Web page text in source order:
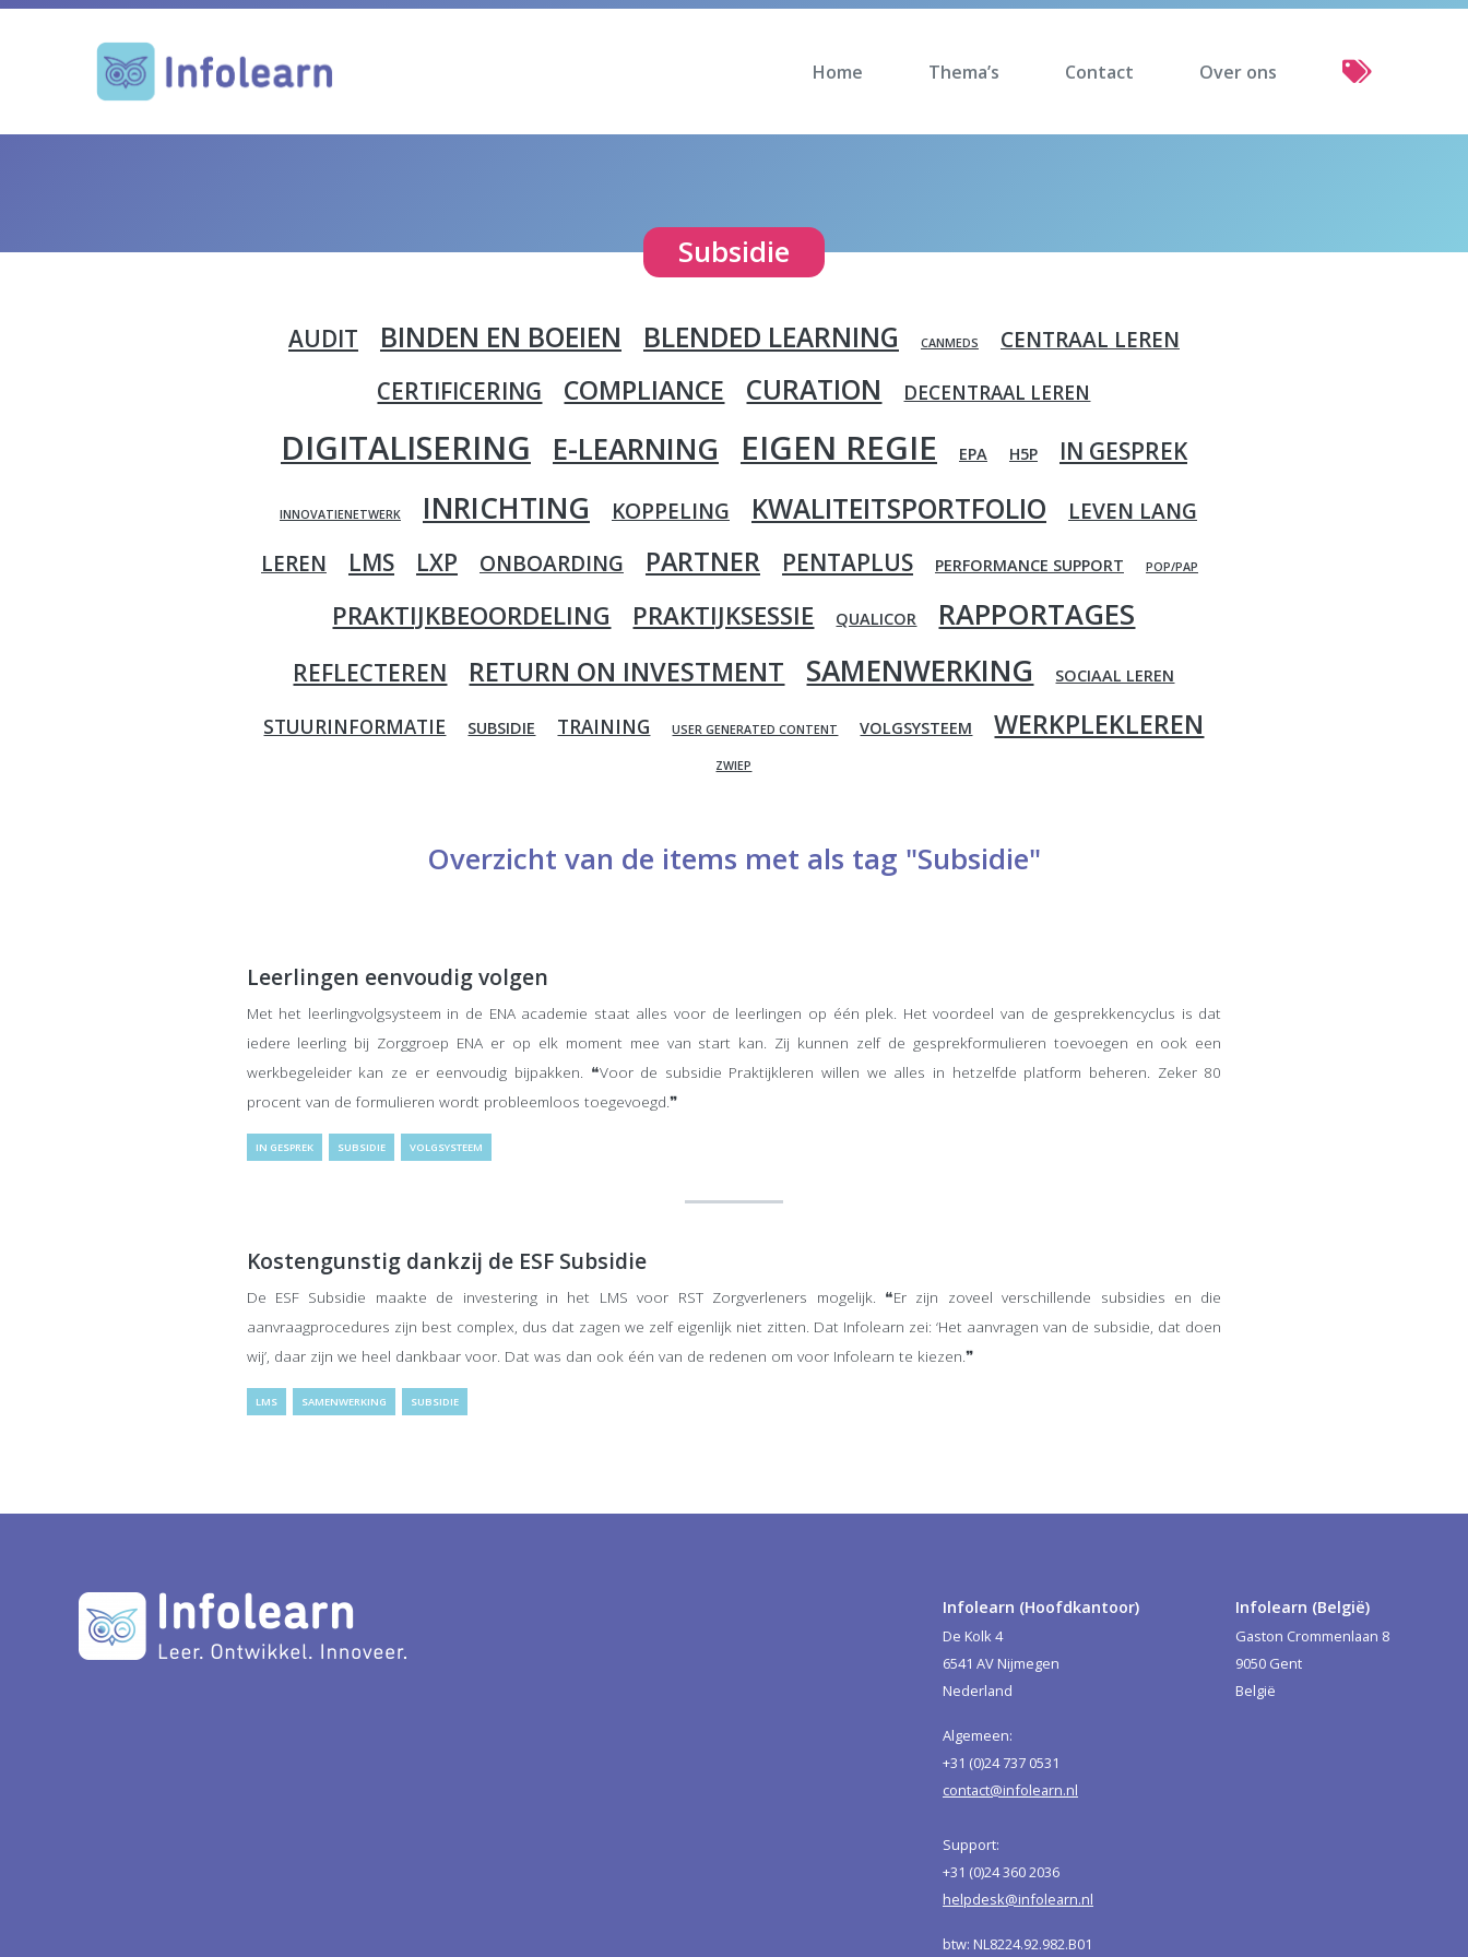
Home Thema’s Contact Over ons
Subsidie
AUDIT BINDEN EN BOEIEN BLENDED LEARNING CANMEDS CENTRAAL LEREN
CERTIFICERING COMPLIANCE CURATION DECENTRAAL LEREN
DIGITALISERING E-LEARNING EIGEN REGIE EPA H5P IN GESPREK
INNOVATIENETWERK INRICHTING KOPPELING KWALITEITSPORTFOLIO
LEVEN LANG
LEREN
LMS LXP ONBOARDING PARTNER PENTAPLUS PERFORMANCE SUPPORT POP/PAP
PRAKTIJKBEOORDELING PRAKTIJKSESSIE QUALICOR RAPPORTAGES
REFLECTEREN RETURN ON INVESTMENT SAMENWERKING SOCIAAL LEREN
STUURINFORMATIE SUBSIDIE TRAINING USER GENERATED CONTENT VOLGSYSTEEM WERKPLEKLEREN
ZWIEP
Overzicht van de items met als tag "Subsidie"
Leerlingen eenvoudig volgen
Met het leerlingvolgsysteem in de ENA academie staat alles voor de leerlingen op één plek. Het voordeel van de gesprekkencyclus is dat
iedere leerling bij Zorggroep ENA er op elk moment mee van start kan. Zij kunnen zelf de gesprekformulieren toevoegen en ook een
werkbegeleider kan ze er eenvoudig bijpakken. ❝Voor de subsidie Praktijkleren willen we alles in hetzelfde platform beheren. Zeker 80
procent van de formulieren wordt probleemloos toegevoegd.❞
IN GESPREK SUBSIDIE VOLGSYSTEEM
Kostengunstig dankzij de ESF Subsidie
De ESF Subsidie maakte de investering in het LMS voor RST Zorgverleners mogelijk. ❝Er zijn zoveel verschillende subsidies en die
aanvraagprocedures zijn best complex, dus dat zagen we zelf eigenlijk niet zitten. Dat Infolearn zei: ‘Het aanvragen van de subsidie, dat doen
wij’, daar zijn we heel dankbaar voor. Dat was dan ook één van de redenen om voor Infolearn te kiezen.❞
LMS SAMENWERKING SUBSIDIE
Infolearn (Hoofdkantoor)
De Kolk 4
6541 AV Nijmegen
Nederland
Algemeen:
+31 (0)24 737 0531
contact@infolearn.nl
Support:
+31 (0)24 360 2036
helpdesk@infolearn.nl
btw: NL8224.92.982.B01
Infolearn (België)
Gaston Crommenlaan 8
9050 Gent
België